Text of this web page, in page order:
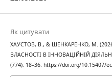
Як цитувати
ХАУСТОВ, В., & ШЕНКАРЕНКО, М.
ВЛАСНОСТІ В ІННОВАЦІЙНІЙ
(774), 18–36. https://doi.org/10.15407/